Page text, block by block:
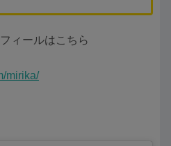
ィールはこちら
mirika/